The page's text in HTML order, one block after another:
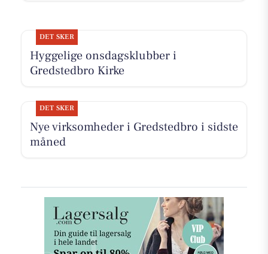
DET SKER
Hyggelige onsdagsklubber i
Gredstedbro Kirke
DET SKER
Nye virksomheder i Gredstedbro i sidste
måned